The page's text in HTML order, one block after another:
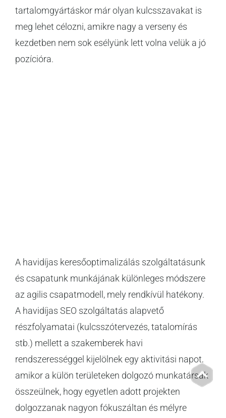
tartalomgyártáskor már olyan kulcsszavakat is
meg lehet célozni, amikre nagy a verseny és
kezdetben nem sok esélyünk lett volna velük a jó
pozícióra.
A havidíjas keresőoptimalizálás szolgáltatásunk
és csapatunk munkájának különleges módszere
az agilis csapatmodell, mely rendkívül hatékony.
A havidíjas SEO szolgáltatás alapvető
részfolyamatai (kulcsszótervezés, tatalomírás
stb.) mellett a szakemberek havi
rendszerességgel kijelölnek egy aktivitási napot,
amikor a külön területeken dolgozó munkatársak
összeülnek, hogy egyetlen adott projekten
dolgozzanak nagyon fókuszáltan és mélyre
Go
to
Top